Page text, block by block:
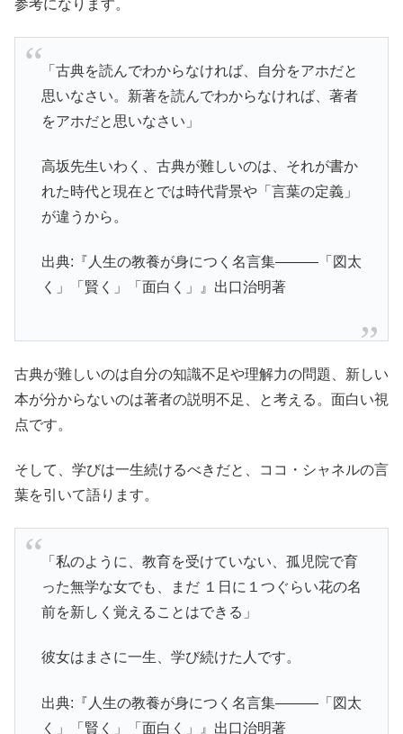
参考になります。
「古典を読んでわからなければ、自分をアホだと
思いなさい。新著を読んでわからなければ、著者
をアホだと思いなさい」
高坂先生いわく、古典が難しいのは、それが書か
れた時代と現在とでは時代背景や「言葉の定義」
が違うから。
出典:『人生の教養が身につく名言集―――「図太
く」「賢く」「面白く」』出口治明著
古典が難しいのは自分の知識不足や理解力の問題、新しい
本が分からないのは著者の説明不足、と考える。面白い視
点です。
そして、学びは一生続けるべきだと、ココ・シャネルの言
葉を引いて語ります。
「私のように、教育を受けていない、孤児院で育
った無学な女でも、まだ １日に１つぐらい花の名
前を新しく覚えることはできる」
彼女はまさに一生、学び続けた人です。
出典:『人生の教養が身につく名言集―――「図太
く」「賢く」「面白く」』出口治明著